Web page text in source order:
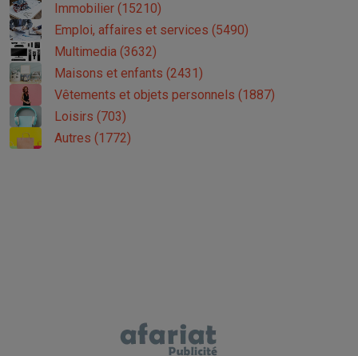
Immobilier (15210)
Emploi, affaires et services (5490)
Multimedia (3632)
Maisons et enfants (2431)
Vêtements et objets personnels (1887)
Loisirs (703)
Autres (1772)